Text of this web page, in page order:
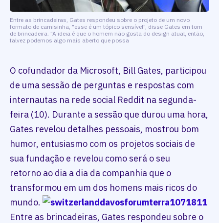
Entre as brincadeiras, Gates respondeu sobre o projeto de um novo
formato de camisinha, "esse é um tópico sensível", disse Gates em tom
de brincadeira. "A ideia é que o homem não gosta do design atual, então,
talvez podemos algo mais aberto que possa
O cofundador da Microsoft, Bill Gates, participou
de uma sessão de perguntas e respostas com
internautas na rede social Reddit na segunda-
feira (10). Durante a sessão que durou uma hora,
Gates revelou detalhes pessoais, mostrou bom
humor, entusiasmo com os projetos sociais de
sua fundação e revelou como será o seu
retorno ao dia a dia da companhia que o
transformou em um dos homens mais ricos do
mundo.
Entre as brincadeiras, Gates respondeu sobre o